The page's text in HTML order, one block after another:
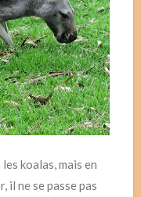
koalas, mais en
il ne se passe pas